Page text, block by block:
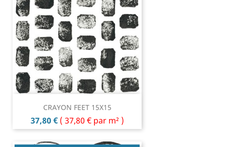
CRAYON FEET 15X15
Prix
37,80 € ( 37,80 € par m² )